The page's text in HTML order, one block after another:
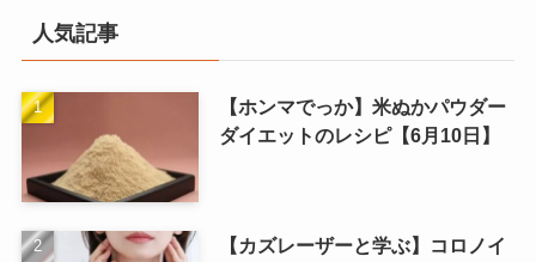
人気記事
【ホンマでっか】米ぬかパウダー
ダイエットのレシピ【6月10日】
【カズレーザーと学ぶ】コロノイ